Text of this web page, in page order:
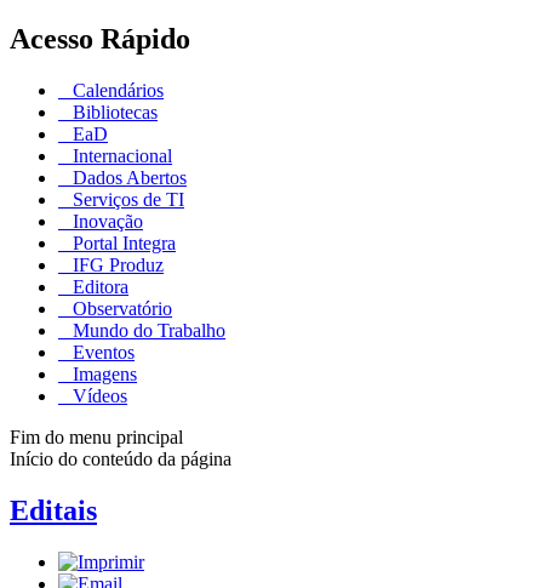
Acesso Rápido
Calendários
Bibliotecas
EaD
Internacional
Dados Abertos
Serviços de TI
Inovação
Portal Integra
IFG Produz
Editora
Observatório
Mundo do Trabalho
Eventos
Imagens
Vídeos
Fim do menu principal
Início do conteúdo da página
Editais